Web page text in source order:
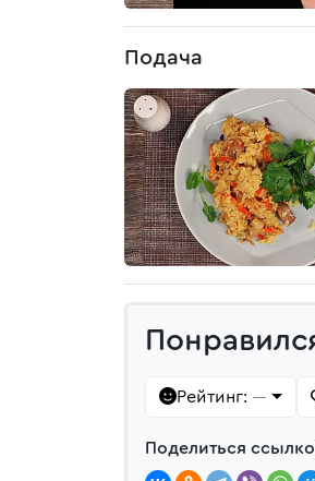
Подача
Рейтинг: —
Поделиться